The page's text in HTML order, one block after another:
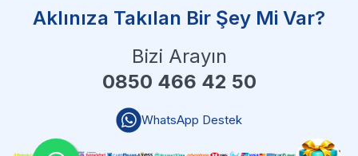
Aklınıza Takılan Bir Şey Mi Var?
Bizi Arayın
0850 466 42 50
WhatsApp Destek